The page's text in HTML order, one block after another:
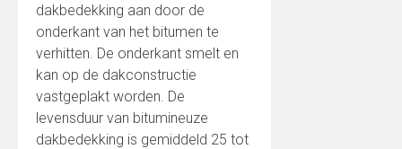
dakbedekking aan door de
onderkant van het bitumen te
verhitten. De onderkant smelt en
kan op de dakconstructie
vastgeplakt worden. De
levensduur van bitumineuze
dakbedekking is gemiddeld 25 tot